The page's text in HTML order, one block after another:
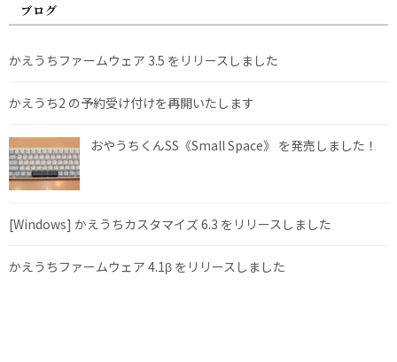
ブログ
かえうちファームウェア 3.5 をリリースしました
かえうち2 の予約受け付けを再開いたします
おやうちくんSS《Small Space》 を発売しました！
[Windows] かえうちカスタマイズ 6.3 をリリースしました
かえうちファームウェア 4.1β をリリースしました